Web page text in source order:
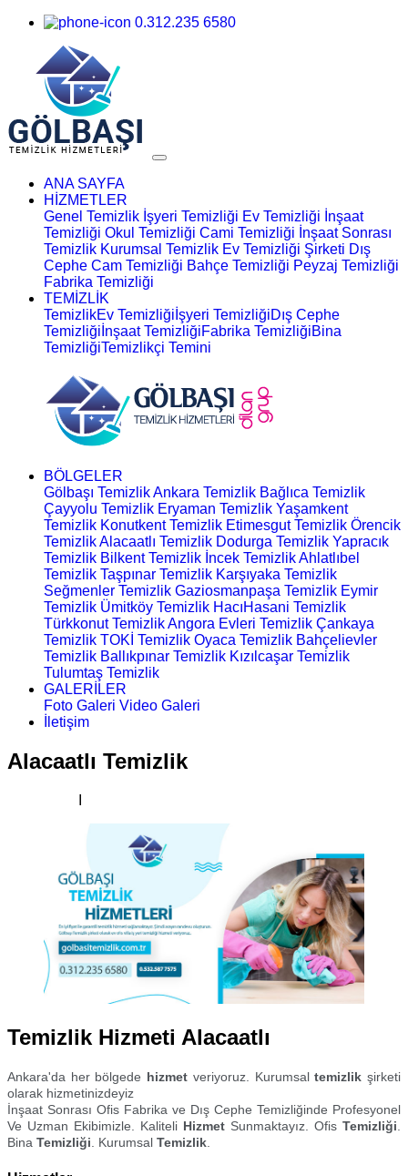
0.312.235 6580
ANA SAYFA
HİZMETLER
Genel Temizlik İşyeri Temizliği Ev Temizliği İnşaat
Temizliği Okul Temizliği Cami Temizliği İnşaat Sonrası
Temizlik Kurumsal Temizlik Ev Temizliği Şirketi Dış
Cephe Cam Temizliği Bahçe Temizliği Peyzaj Temizliği
Fabrika Temizliği
TEMİZLİK
TemizlikEv Temizliği İşyeri TemizliğiDış Cephe
Temizliği İnşaat TemizliğiFabrika TemizliğiBina
TemizliğiTemizlikçi Temini
BÖLGELER
Gölbaşı TemizlikAnkara Temizlik Bağlıca Temizlik
Çayyolu Temizlik Eryaman Temizlik Yaşamkent
Temizlik Konutkent Temizlik Etimesgut Temizlik Örencik
TemizlikAlacaatlı Temizlik Dodurga Temizlik Yapracık
Temizlik Bilkent Temizlik İncek TemizlikAhlatlıbel
Temizlik Taşpınar Temizlik Karşıyaka Temizlik
Seğmenler Temizlik Gaziosmanpaşa Temizlik Eymir
Temizlik Ümitköy Temizlik HacıHasani Temizlik
Türkkonut TemizlikAngora Evleri Temizlik Çankaya
Temizlik TOKİ Temizlik Oyaca Temizlik Bahçelievler
Temizlik Ballıkpınar Temizlik Kızılcaşar Temizlik
Tulumtaş Temizlik
GALERİLER
Foto Galeri Video Galeri
İletişim
Alacaatlı Temizlik
Temizlik Hizmeti Alacaatlı
Ankara'da her bölgede hizmet veriyoruz. Kurumsaltemizlik şirketi
olarak hizmetinizdeyiz
İnşaat Sonrası Ofis Fabrika ve Dış Cephe Temizliğinde Profesyonel
Ve Uzman Ekibimizle. Kaliteli Hizmet Sunmaktayız. Ofis Temizliği.
Bina Temizliği. Kurumsal Temizlik.